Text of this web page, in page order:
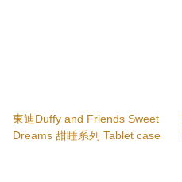
東迪Duffy and Friends Sweet
Dreams 甜睡系列 Tablet case